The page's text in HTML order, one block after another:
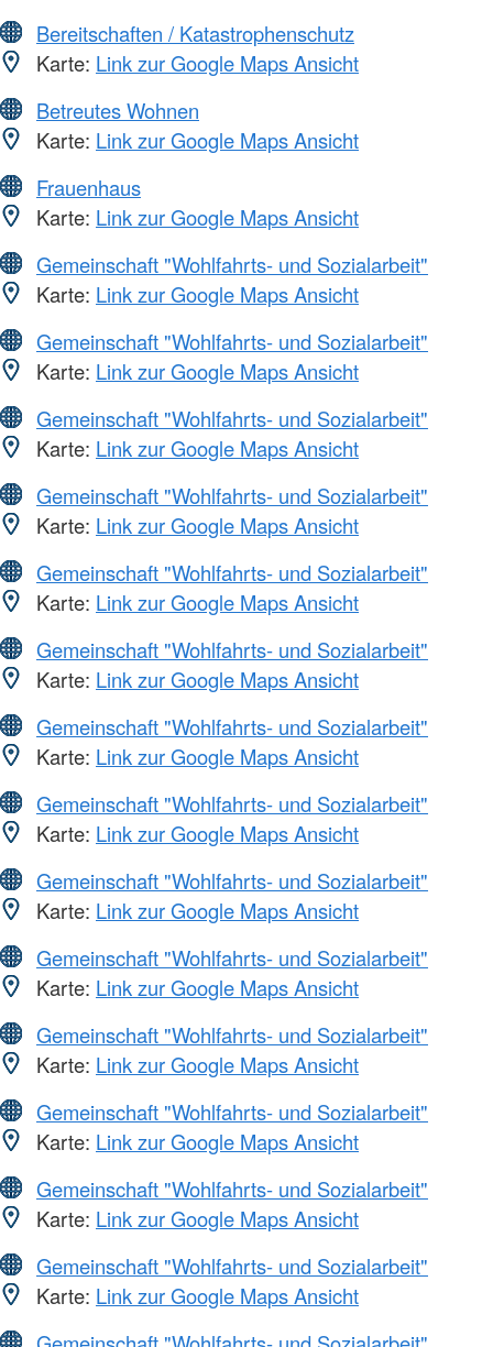
Bereitschaften / Katastrophenschutz
Karte: Link zur Google Maps Ansicht
Betreutes Wohnen
Karte: Link zur Google Maps Ansicht
Frauenhaus
Karte: Link zur Google Maps Ansicht
Gemeinschaft "Wohlfahrts- und Sozialarbeit"
Karte: Link zur Google Maps Ansicht
Gemeinschaft "Wohlfahrts- und Sozialarbeit"
Karte: Link zur Google Maps Ansicht
Gemeinschaft "Wohlfahrts- und Sozialarbeit"
Karte: Link zur Google Maps Ansicht
Gemeinschaft "Wohlfahrts- und Sozialarbeit"
Karte: Link zur Google Maps Ansicht
Gemeinschaft "Wohlfahrts- und Sozialarbeit"
Karte: Link zur Google Maps Ansicht
Gemeinschaft "Wohlfahrts- und Sozialarbeit"
Karte: Link zur Google Maps Ansicht
Gemeinschaft "Wohlfahrts- und Sozialarbeit"
Karte: Link zur Google Maps Ansicht
Gemeinschaft "Wohlfahrts- und Sozialarbeit"
Karte: Link zur Google Maps Ansicht
Gemeinschaft "Wohlfahrts- und Sozialarbeit"
Karte: Link zur Google Maps Ansicht
Gemeinschaft "Wohlfahrts- und Sozialarbeit"
Karte: Link zur Google Maps Ansicht
Gemeinschaft "Wohlfahrts- und Sozialarbeit"
Karte: Link zur Google Maps Ansicht
Gemeinschaft "Wohlfahrts- und Sozialarbeit"
Karte: Link zur Google Maps Ansicht
Gemeinschaft "Wohlfahrts- und Sozialarbeit"
Karte: Link zur Google Maps Ansicht
Gemeinschaft "Wohlfahrts- und Sozialarbeit"
Karte: Link zur Google Maps Ansicht